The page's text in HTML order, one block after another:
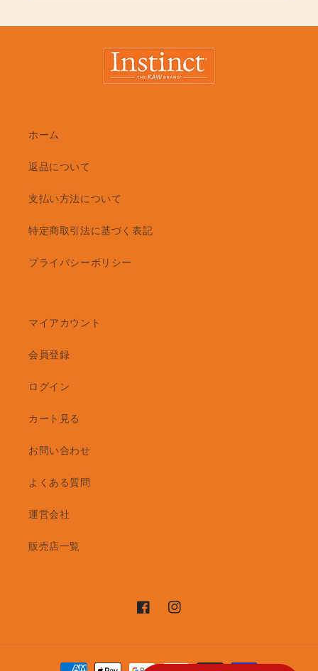
ホーム
返品について
支払い方法について
特定商取引法に基づく表記
プライバシーポリシー
マイアカウント
会員登録
ログイン
カート見る
お問い合わせ
よくある質問
運営会社
販売店一覧
FacebookInstagram
決